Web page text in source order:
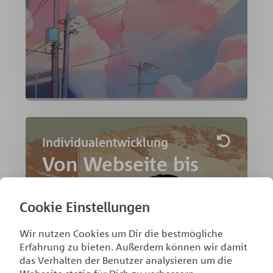
Mehr Erfahren »
Individualentwicklung
Von Webseite bis
programmierung
Webentwicklung
Unser Team entwickelt zusammen mit
Ihnen das Konzept, bespricht mit Ihnen
notwendigen Technologien und liefert
Ganz gleich, ob auf Grundlage eines CMS
oder auf Basis eines
Entwicklungsframeworks. Wir sind Ihr
Cookie Einstellungen
Wir nutzen Cookies um Dir die bestmögliche
Erfahrung zu bieten. Außerdem können wir damit
das Verhalten der Benutzer analysieren um die